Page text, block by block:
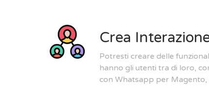
Crea
Potresti creare delle
hanno gli utenti tra di loro,
con Whatsapp per Magento,